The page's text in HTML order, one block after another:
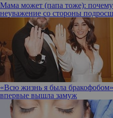
Мама может (папа тоже):
неуважение со стороны
«Всю жизнь я была
впервые вышла замуж